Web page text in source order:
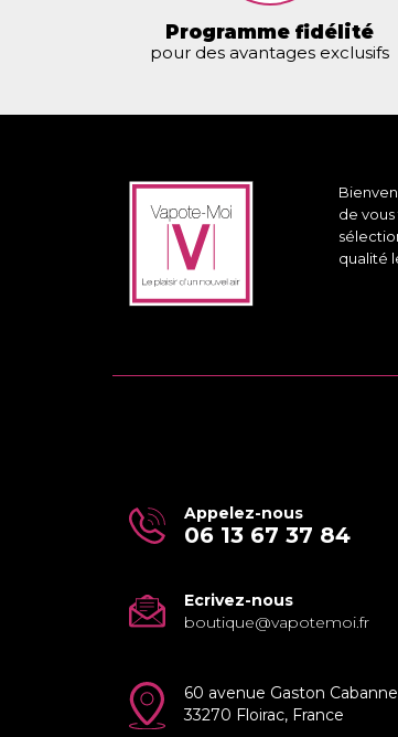
Programme fidélité
pour des avantages exclusifs
de
qualité
Appelez-nous
06 13 67 37 84
Ecrivez-nous
boutique@vapotemoi.fr
60 avenue Gaston
33270 Floirac, France